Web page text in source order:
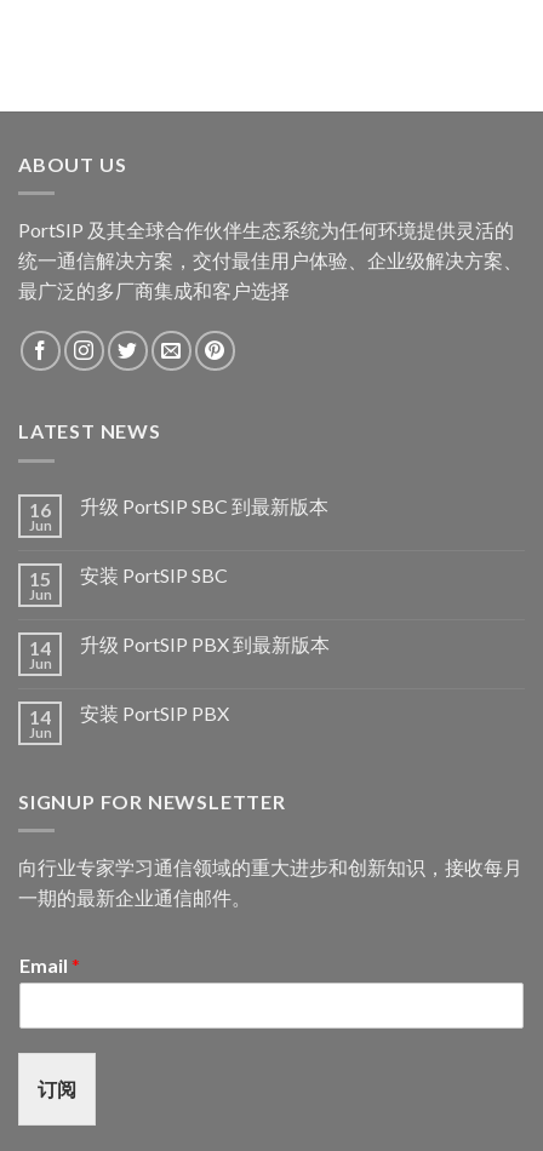
ABOUT US
PortSIP 及其全球合作伙伴生态系统为任何环境提供灵活的
统一通信解决方案，交付最佳用户体验、企业级解决方案、
最广泛的多厂商集成和客户选择
LATEST NEWS
16
Jun
升级 PortSIP SBC 到最新版本
15
Jun
安装 PortSIP SBC
14
Jun
升级 PortSIP PBX 到最新版本
14
Jun
安装 PortSIP PBX
SIGNUP FOR NEWSLETTER
向行业专家学习通信领域的重大进步和创新知识，接收每月
一期的最新企业通信邮件。
Email *
订阅